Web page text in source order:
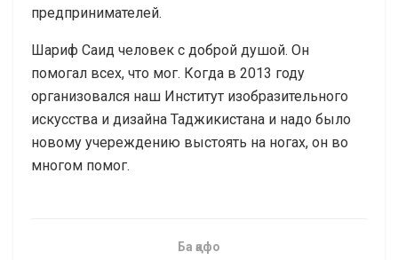
предпринимателей.
Шариф Саид человек с доброй душой. Он
помогал всех, что мог. Когда в 2013 году
организовался наш Институт изобразительного
искусства и дизайна Таджикистана и надо было
новому учереждению выстоять на ногах, он во
многом помог.
Ба қафо